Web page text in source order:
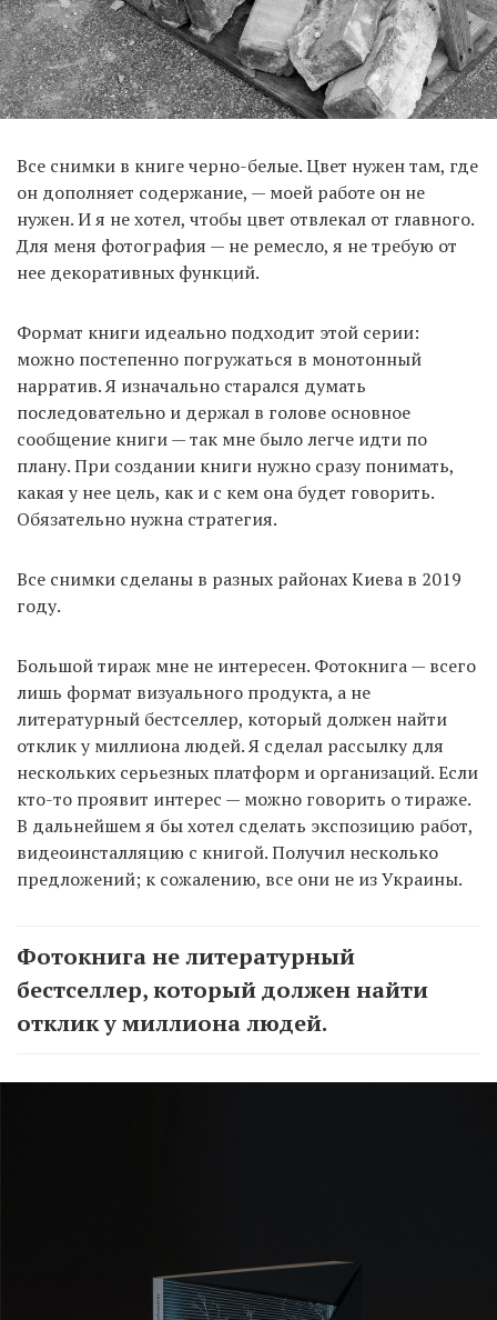
Все снимки в книге черно-белые. Цвет нужен там, где
он дополняет содержание, — моей работе он не
нужен. И я не хотел, чтобы цвет отвлекал от главного.
Для меня фотография — не ремесло, я не требую от
нее декоративных функций.
Формат книги идеально подходит этой серии:
можно постепенно погружаться в монотонный
нарратив. Я изначально старался думать
последовательно и держал в голове основное
сообщение книги — так мне было легче идти по
плану. При создании книги нужно сразу понимать,
какая у нее цель, как и с кем она будет говорить.
Обязательно нужна стратегия.
Все снимки сделаны в разных районах Киева в 2019
году.
Большой тираж мне не интересен. Фотокнига — всего
лишь формат визуального продукта, а не
литературный бестселлер, который должен найти
отклик у миллиона людей. Я сделал рассылку для
нескольких серьезных платформ и организаций. Если
кто-то проявит интерес — можно говорить о тираже.
В дальнейшем я бы хотел сделать экспозицию работ,
видеоинсталляцию с книгой. Получил несколько
предложений; к сожалению, все они не из Украины.
Фотокнига не литературный
бестселлер, который должен найти
отклик у миллиона людей.